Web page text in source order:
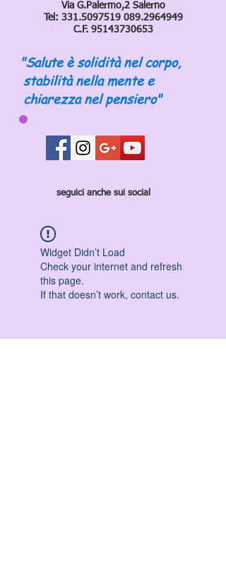
Via G.Palermo,2 Salerno
Tel: 331.5097519 089.2964949
C.F. 95143730653
"Salute è solidità nel corpo,
stabilità nella mente e
chiarezza nel pensiero"
seguici anche sui social
Widget Didn’t Load
Check your internet and refresh
this page.
If that doesn’t work, contact us.